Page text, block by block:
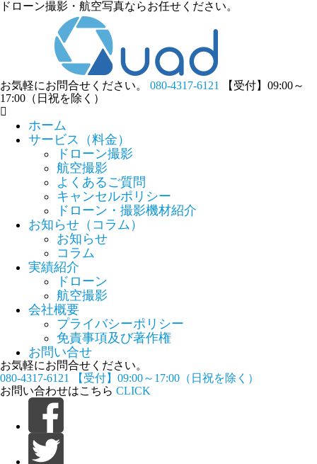
ドローン撮影・航空写真ならお任せください。
お気軽にお問合せください。 080-4317-6121
【受付】09:00～
17:00（日祝を除く）
ホーム
サービス（料金）
ドローン撮影
航空撮影
よくあるご質問
キャンセルポリシー
ドローン・撮影機材紹介
お知らせ（コラム）
お知らせ
コラム
実績紹介
ドローン
航空撮影
会社概要
プライバシーポリシー
免責事項及び著作権
お問い合せ
お気軽にお問合せください。
080-4317-6121
【受付】09:00～17:00（日祝を除く）
お問い合わせはこちら CLICK